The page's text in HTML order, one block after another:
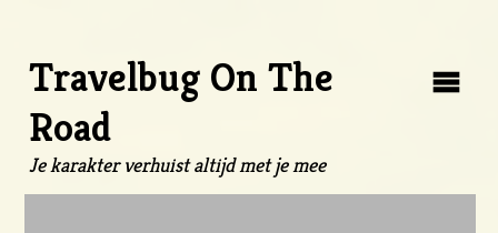
Travelbug On The
Road
Je karakter verhuist altijd met je mee